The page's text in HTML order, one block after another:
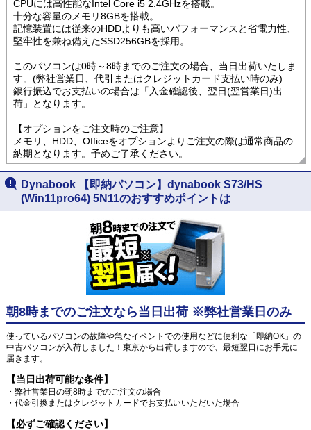
CPUには高性能なIntel Core i5 2.4GHzを搭載。
十分な容量のメモリ8GBを搭載。
記憶装置には従来のHDDよりも高いパフォーマンスと省電力性、
堅牢性を兼ね備えたSSD256GBを採用。
このパソコンは0時～8時までのご注文の場合、当日出荷いたしま
す。(弊社営業日、代引またはクレジットカード支払い時のみ)
銀行振込でお支払いの場合は「入金確認後、翌日(翌営業日)出
荷」となります。
【オプションをご注文時のご注意】
メモリ、HDD、Officeをオプションよりご注文の際は通常商品の
納期となります。予めご了承ください。
Dynabook 【即納パソコン】dynabook S73/HS
(Win11pro64) 5N11のおすすめポイントは
朝8時までのご注文なら当日出荷 ※弊社営業日のみ
使っているパソコンの故障や急なイベントでの使用などに便利な「即納OK」の
中古パソコンが入荷しました！東京から出荷しますので、最短翌日にお手元に
届きます。
【当日出荷可能な条件】
・弊社営業日の朝8時までのご注文の場合
・代金引換またはクレジットカードでお支払いいただいた場合
【必ずご確認ください】